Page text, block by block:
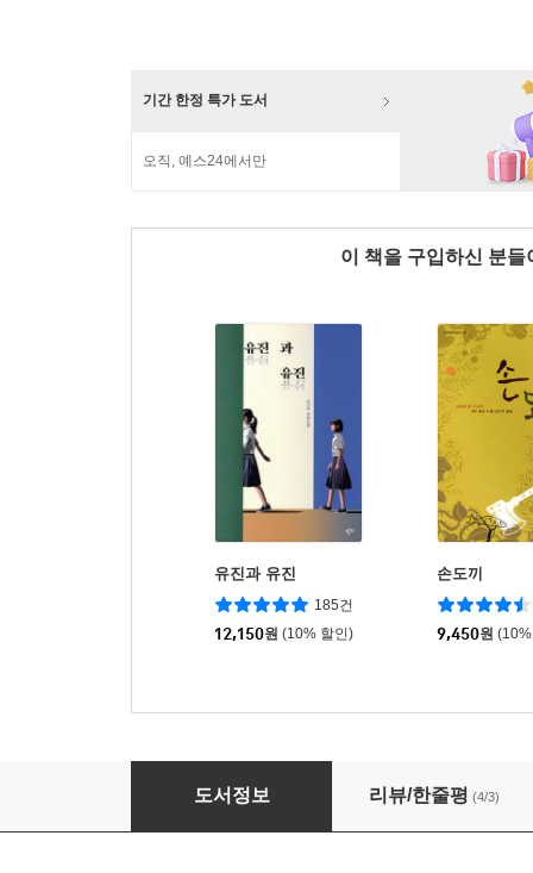
기간 한정 특가 도서
오직, 예스24에서만
이 책을 구입하신 분
유진과 유진
185건
12,150원 (10% 할인)
손도끼
9,450원
내 남자친구 이야기
도서정보 리뷰/한줄평 (4/3)